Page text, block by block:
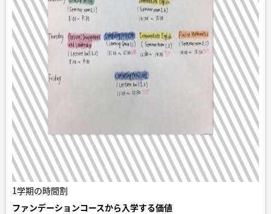
1学期の時間割
ファンデーションコースから入学する価値